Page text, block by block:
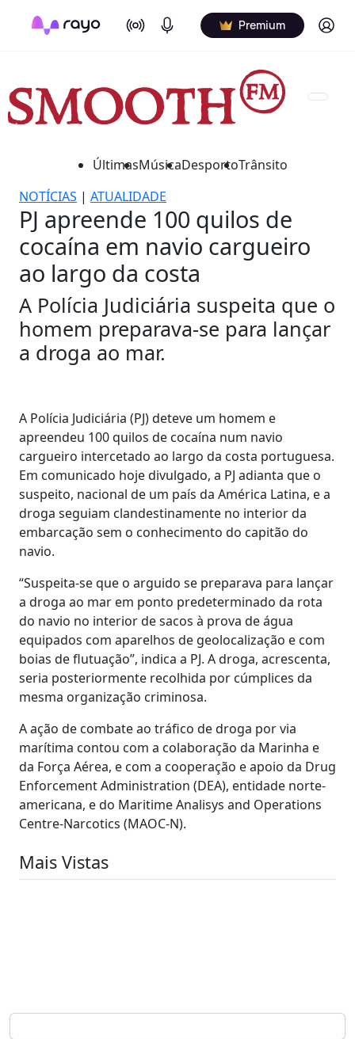
On Air Podcasts Premium Log in
ÚltimasMúsicaDesportoTrânsito
NOTÍCIAS | ATUALIDADE
PJ apreende 100 quilos de
cocaína em navio cargueiro
ao largo da costa
A Polícia Judiciária suspeita que o
homem preparava-se para lançar
a droga ao mar.
A Polícia Judiciária (PJ) deteve um homem e
apreendeu 100 quilos de cocaína num navio
cargueiro intercetado ao largo da costa portuguesa.
Em comunicado hoje divulgado, a PJ adianta que o
suspeito, nacional de um país da América Latina, e a
droga seguiam clandestinamente no interior da
embarcação sem o conhecimento do capitão do
navio.
“Suspeita-se que o arguido se preparava para lançar
a droga ao mar em ponto predeterminado da rota
do navio no interior de sacos à prova de água
equipados com aparelhos de geolocalização e com
boias de flutuação”, indica a PJ. A droga, acrescenta,
seria posteriormente recolhida por cúmplices da
mesma organização criminosa.
A ação de combate ao tráfico de droga por via
marítima contou com a colaboração da Marinha e
da Força Aérea, e com a cooperação e apoio da Drug
Enforcement Administration (DEA), entidade norte-
americana, e do Maritime Analisys and Operations
Centre-Narcotics (MAOC-N).
Mais Vistas